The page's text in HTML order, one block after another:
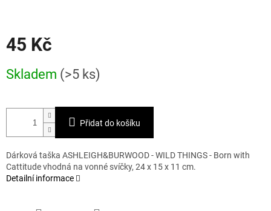
45 Kč
cena:
Skladem (>5 ks)
Přidat do košíku
Dárková taška ASHLEIGH&BURWOOD - WILD THINGS - Born with
Cattitude vhodná na vonné svíčky, 24 x 15 x 11 cm.
Detailní informace